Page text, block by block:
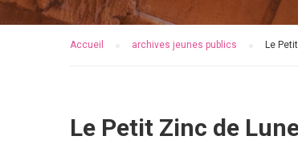
Accueil archives jeunes publics Le
Le Petit Zinc de